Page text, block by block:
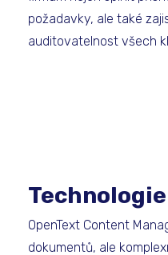
požadavky, ale také
auditovatelnost všech
OpenText Content
dokumentů, ale